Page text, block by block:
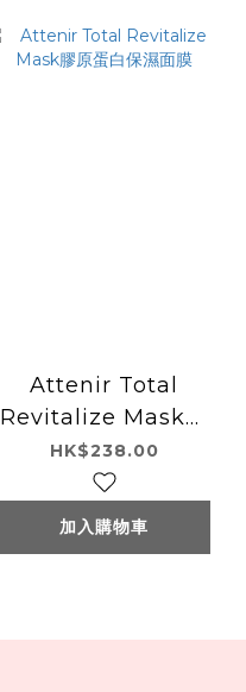
Attenir Total
Revitalize Mask膠
原蛋白保濕面膜
HK$238.00
加入購物車